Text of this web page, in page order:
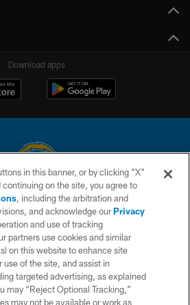
Download apps
LLC. All rights reserved. This website
platform of the National Football League.
CONTACT US
ACCESSIBILITY
AND CONDITIONS
PRIVACY POLICY
in this banner, or by clicking "X"
on the site, you agree to
, including the arbitration and
and acknowledge ourPrivacy
and use of tracking
partners use cookies and similar
on this website to enhance site
use of the site, and assist in
targeted advertising, as explained
may “Reject Optional Tracking,”
may not be available or work as